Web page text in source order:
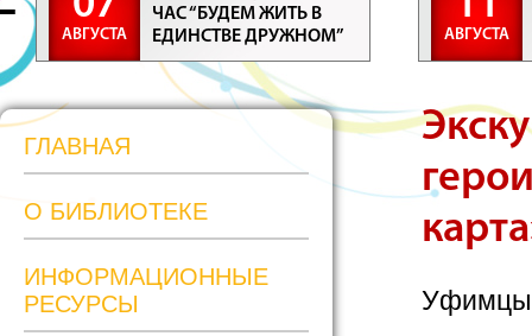
АВГУСТА
ЧАС “БУДЕМ ЖИТЬ В
ЕДИНСТВЕ ДРУЖНОМ”
АВГУСТА
ГЛАВНАЯ
О БИБЛИОТЕКЕ
ИНФОРМАЦИОННЫЕ
РЕСУРСЫ
Уфимцы